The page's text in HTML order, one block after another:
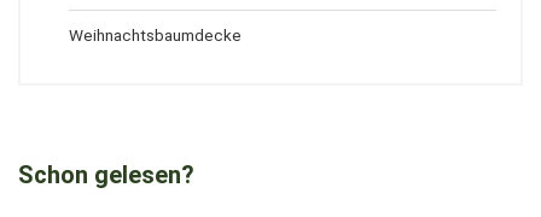
Weihnachtsbaumdecke
Schon gelesen?